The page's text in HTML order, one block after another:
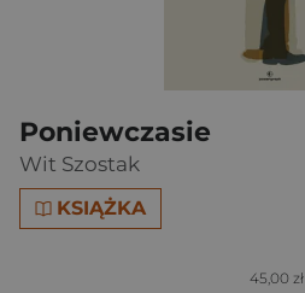
Poniewczasie
Wit Szostak
KSIĄŻKA
45,00 zł